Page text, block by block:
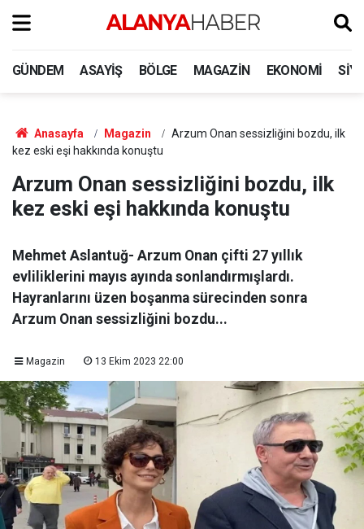
GÜNDEM ASAYIŞ BÖLGE MAGAZIN EKONOMI
Anasayfa Magazin
Arzum Onan sessizliğini bozdu, ilk
kez eski eşi hakkında konuştu
Arzum Onan sessizliğini bozdu, ilk
kez eski eşi hakkında konuştu
Mehmet Aslantuğ- Arzum Onan çifti 27 yıllık
evliliklerini mayıs ayında sonlandırmışlardı.
Hayranlarını üzen boşanma sürecinden sonra
Arzum Onan sessizliğini bozdu...
Magazin 13 Ekim 2023 22:00